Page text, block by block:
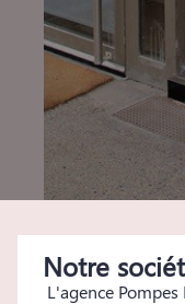
Notre
L'agence